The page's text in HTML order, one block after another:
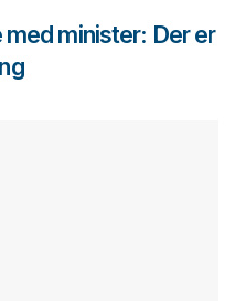
minister: Der er